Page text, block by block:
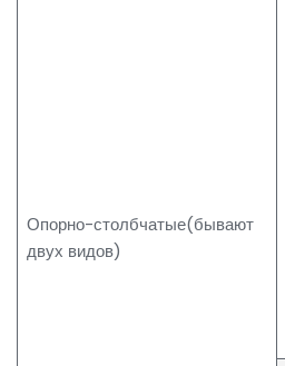
Опорно-столбчатые(бывают
двух видов)